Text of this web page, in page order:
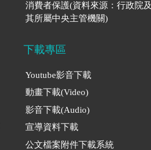
消費者保護(資料來源：行政院及
其所屬中央主管機關)
下載專區
Youtube影音下載
動畫下載(Video)
影音下載(Audio)
宣導資料下載
公文檔案附件下載系統